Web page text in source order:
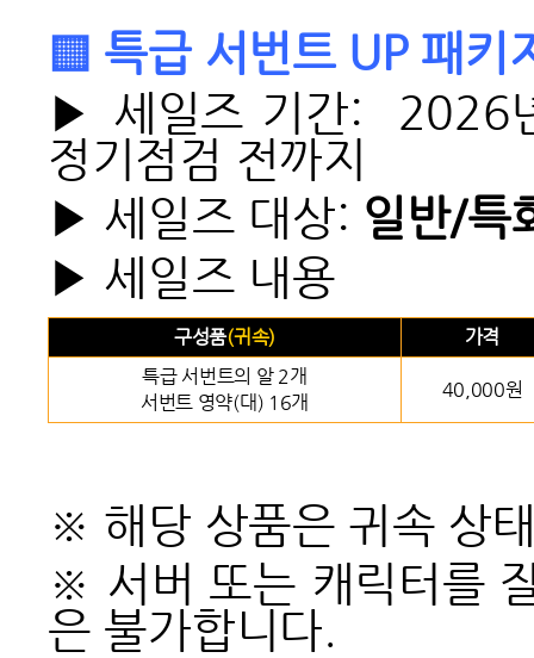
▒ 특급 서번트 UP 패
▶ 세일즈 기간:
2026
정기점검 전까지
▶ 세일즈 대상: 일반/특
▶ 세일즈 내용
구성품(귀속)
가격
특급 서번트의 알 2개
서번트 영약(대) 16개
40,000원
※ 해당 상품은 귀속 상
※ 서버 또는 캐릭터를
은 불가합니다.